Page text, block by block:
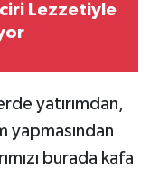
Lezzetiyle
yatırımdan,
yapmasından
burada kafa